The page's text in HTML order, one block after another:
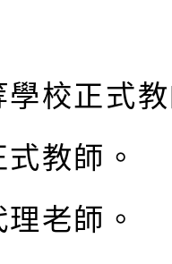
學校正式
教師。
老師。